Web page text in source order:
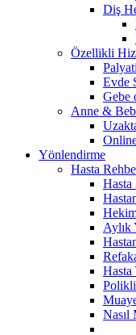
Diş
Özellikli
Evde
Gebe
Anne &
Yönlendirme
Hasta
Hasta
Aylık
Hasta
Nasıl